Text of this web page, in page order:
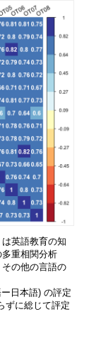
英語教育の知
重相関分析
の他の言語の
日本語) の評定
ずに総じて評定